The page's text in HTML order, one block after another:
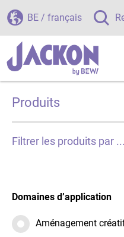
BE / français
Produits
Filtrer les produits par ...
Domaines d’application
Aménagement